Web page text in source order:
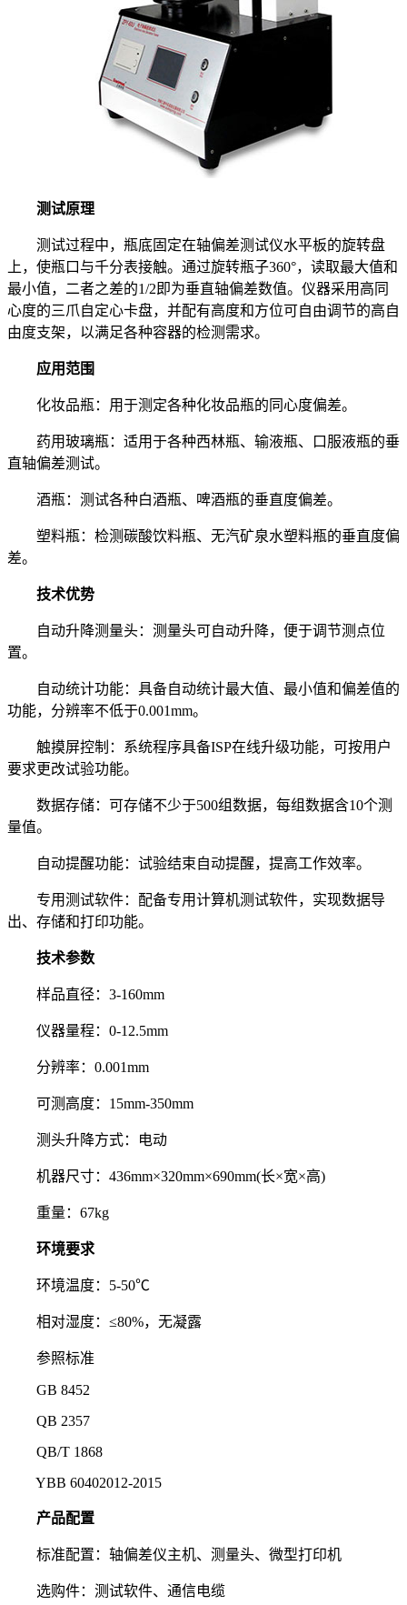
测试原理
测试过程中，瓶底固定在轴偏差测试仪水平板的旋转盘
上，使瓶口与千分表接触。通过旋转瓶子360°，读取最大值和
最小值，二者之差的1/2即为垂直轴偏差数值。仪器采用高同
心度的三爪自定心卡盘，并配有高度和方位可自由调节的高自
由度支架，以满足各种容器的检测需求。
应用范围
化妆品瓶：用于测定各种化妆品瓶的同心度偏差。
药用玻璃瓶：适用于各种西林瓶、输液瓶、口服液瓶的垂
直轴偏差测试。
酒瓶：测试各种白酒瓶、啤酒瓶的垂直度偏差。
塑料瓶：检测碳酸饮料瓶、无汽矿泉水塑料瓶的垂直度偏
差。
技术优势
自动升降测量头：测量头可自动升降，便于调节测点位
置。
自动统计功能：具备自动统计最大值、最小值和偏差值的
功能，分辨率不低于0.001mm。
触摸屏控制：系统程序具备ISP在线升级功能，可按用户
要求更改试验功能。
数据存储：可存储不少于500组数据，每组数据含10个测
量值。
自动提醒功能：试验结束自动提醒，提高工作效率。
专用测试软件：配备专用计算机测试软件，实现数据导
出、存储和打印功能。
技术参数
样品直径：3-160mm
仪器量程：0-12.5mm
分辨率：0.001mm
可测高度：15mm-350mm
测头升降方式：电动
机器尺寸：436mm×320mm×690mm(长×宽×高)
重量：67kg
环境要求
环境温度：5-50℃
相对湿度：≤80%，无凝露
参照标准
GB 8452
QB 2357
QB/T 1868
YBB 60402012-2015
产品配置
标准配置：轴偏差仪主机、测量头、微型打印机
选购件：测试软件、通信电缆